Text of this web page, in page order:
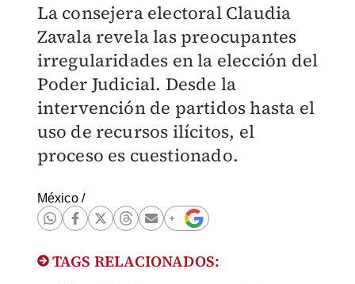
La consejera electoral Claudia
Zavala revela las preocupantes
irregularidades en la elección del
Poder Judicial. Desde la
intervención de partidos hasta el
uso de recursos ilícitos, el
proceso es cuestionado.
México/
TAGS RELACIONADOS: